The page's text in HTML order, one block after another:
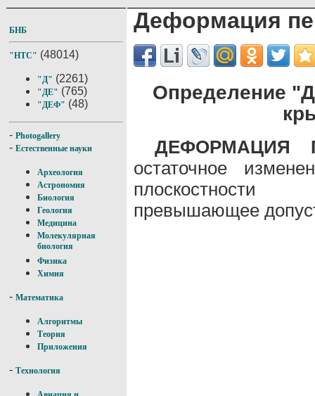
БНБ
"НТС" (48014)
"Д" (2261)
"ДЕ" (765)
"ДЕФ" (48)
- Photogallery
- Естественные науки
Археология
Астрономия
Биология
Геология
Медицина
Молекулярная
биология
Физика
Химия
- Математика
Алгоритмы
Теория
Приложения
- Технология
Деформация
Определение
ДЕФОРМАЦИЯ
остаточное
превышающее